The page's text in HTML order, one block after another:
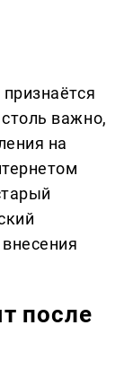
важно,
на
после